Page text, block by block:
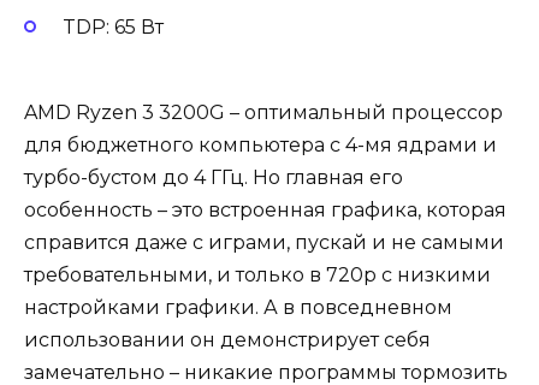
TDP: 65 Вт
AMD Ryzen 3 3200G – оптимальный процессор
для бюджетного компьютера с 4-мя ядрами и
турбо-бустом до 4 ГГц. Но главная его
особенность – это встроенная графика, которая
справится даже с играми, пускай и не самыми
требовательными, и только в 720p с низкими
настройками графики. А в повседневном
использовании он демонстрирует себя
замечательно – никакие программы тормозить